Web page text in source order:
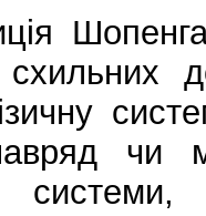
схильних
чи